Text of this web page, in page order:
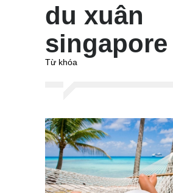
du xuân
singapore
Từ khóa